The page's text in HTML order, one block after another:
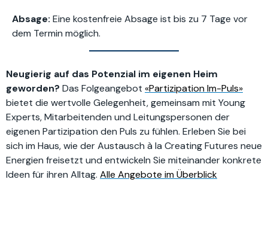
Absage: Eine kostenfreie Absage ist bis zu 7 Tage vor
dem Termin möglich.
Neugierig auf das Potenzial im eigenen Heim
geworden? Das Folgeangebot «Partizipation Im-Puls»
bietet die wertvolle Gelegenheit, gemeinsam mit Young
Experts, Mitarbeitenden und Leitungspersonen der
eigenen Partizipation den Puls zu fühlen. Erleben Sie bei
sich im Haus, wie der Austausch à la Creating Futures neue
Energien freisetzt und entwickeln Sie miteinander konkrete
Ideen für ihren Alltag. Alle Angebote im Überblick